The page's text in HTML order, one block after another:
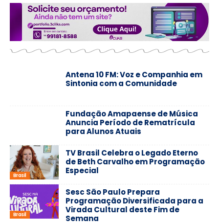
Antena 10 FM: Voz e Companhia em
Sintonia com a Comunidade
Fundação Amapaense de Música
Anuncia Período de Rematrícula
para Alunos Atuais
Brasil
TV Brasil Celebra o Legado Eterno
de Beth Carvalho em Programação
Especial
Brasil
Sesc São Paulo Prepara
Programação Diversificada para a
Virada Cultural deste Fim de
Semana